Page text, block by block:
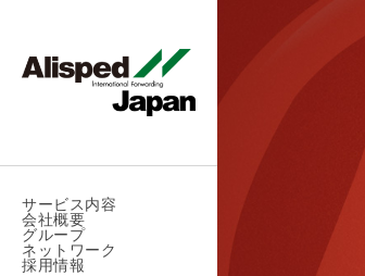
サービス内容
会社概要
グループ
ネットワーク
採用情報